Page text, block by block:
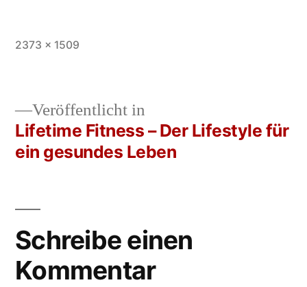
Vollständige
2373 × 1509
Beitrags-
Veröffentlicht in
Lifetime Fitness – Der Lifestyle für
ein gesundes Leben
Schreibe einen
Kommentar